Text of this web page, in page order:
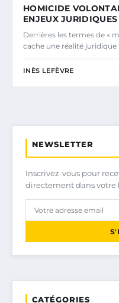
HOMICIDE
ENJEUX
Derrières les termes de «
cache une réalité juridique
INÈS LEFÈVRE
NEWSLETTER
Inscrivez-vous pour
directement dans votre
CATÉGORIES